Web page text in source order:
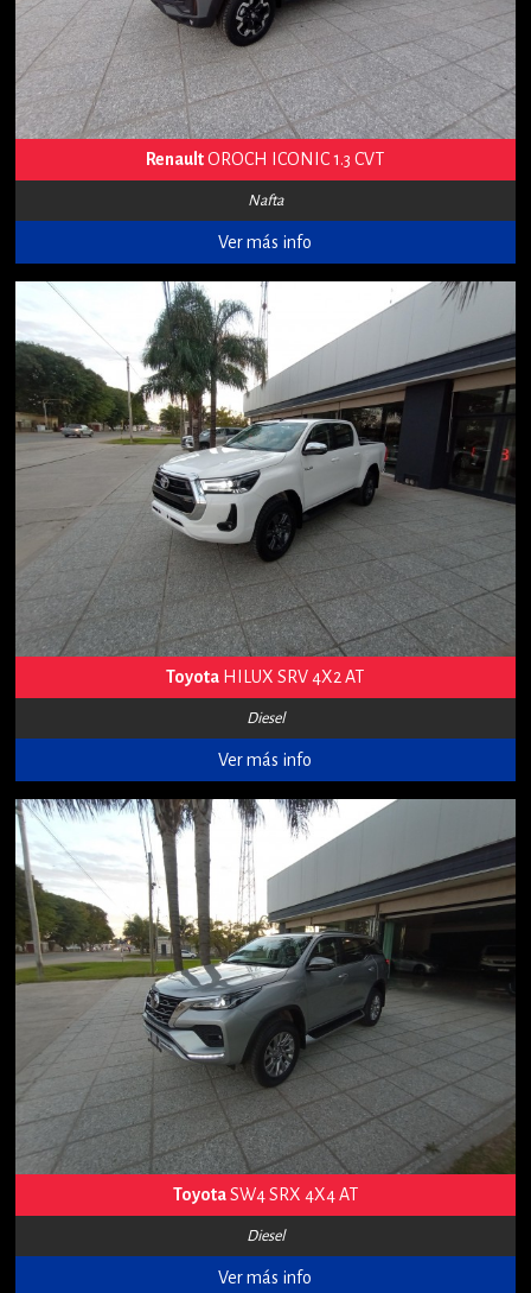
RenaultOROCH ICONIC 1.3 CVT
Nafta
Ver más info
Toyota HILUX SRV 4X2 AT
Diesel
Ver más info
ToyotaSW4 SRX 4X4 AT
Diesel
Ver más info